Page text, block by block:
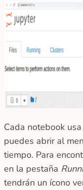
Cada notebook
puedes abrir al
tiempo. Para
en la pestaña
tendrán un ícono